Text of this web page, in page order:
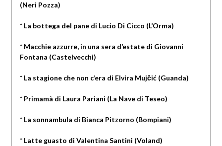
(Neri Pozza)
* La bottega del pane di Lucio Di Cicco (L’Orma)
* Macchie azzurre, in una sera d’estate di Giovanni
Fontana (Castelvecchi)
* La stagione che non c’era di Elvira Mujčić (Guanda)
* Primamà di Laura Pariani (La Nave di Teseo)
* La sonnambula di Bianca Pitzorno (Bompiani)
* Latte guasto di Valentina Santini (Voland)